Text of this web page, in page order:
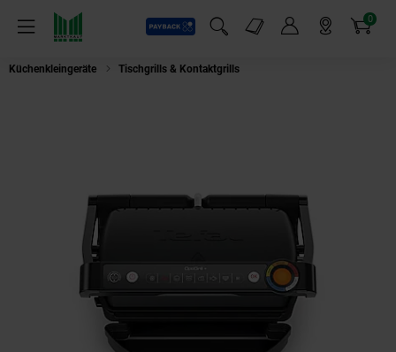
Menü
Payback
Suchfeld einblenden
Markt-Angebote 0
Artikel
Küchenkleingeräte Tischgrills & Kontaktgrills